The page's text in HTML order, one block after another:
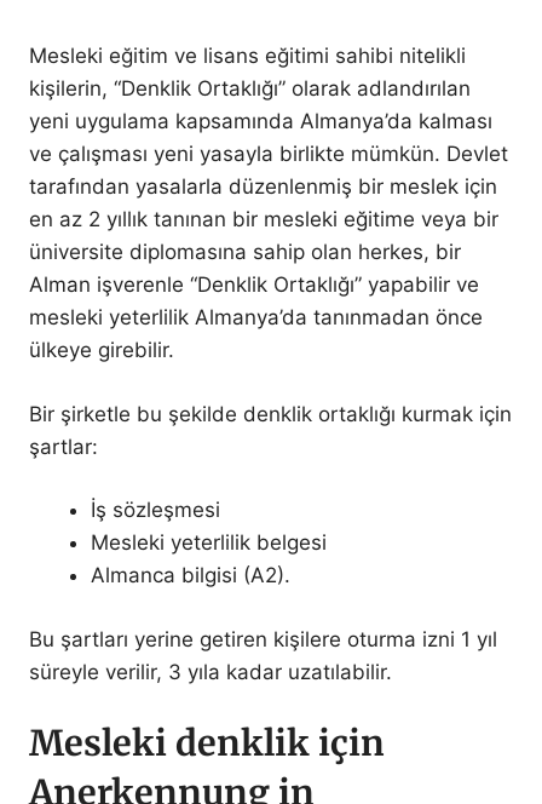
Mesleki eğitim ve lisans eğitimi sahibi nitelikli
kişilerin, “Denklik Ortaklığı” olarak adlandırılan
yeni uygulama kapsamında Almanya’da kalması
ve çalışması yeni yasayla birlikte mümkün. Devlet
tarafından yasalarla düzenlenmiş bir meslek için
en az 2 yıllık tanınan bir mesleki eğitime veya bir
üniversite diplomasına sahip olan herkes, bir
Alman işverenle “Denklik Ortaklığı” yapabilir ve
mesleki yeterlilik Almanya’da tanınmadan önce
ülkeye girebilir.
Bir şirketle bu şekilde denklik ortaklığı kurmak için
şartlar:
İş sözleşmesi
Mesleki yeterlilik belgesi
Almanca bilgisi (A2).
Bu şartları yerine getiren kişilere oturma izni 1 yıl
süreyle verilir, 3 yıla kadar uzatılabilir.
Mesleki denklik için
Anerkennung in